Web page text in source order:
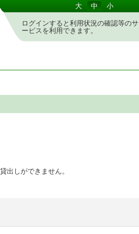
大 中 小
ログインすると利用状況の確認等のサ
ービスを利用できます。
出しができません。